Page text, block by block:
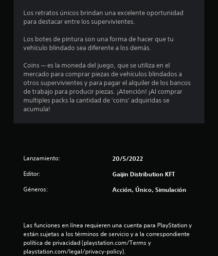
n
c
r
l
l
Los retratos únicos brindan una excelente oportunidad
para destacar entre los supervivientes.
Los botes de pintura son una forma de hacer que tu
vehículo blindado sea diferente a los demás.
Coins — es la moneda del juego, que se utiliza en el
mercado para comprar piezas de vehículos blindados a
otros supervivientes y para pagar el alquiler de los bancos
de trabajo para producir piezas. ¡Atención! ¡Al comprar
multiples packs la cantidad de 'coins' adquiridas se
acumula!
Lanzamiento: 20/5/2022
Editor: Gaijin Distribution KFT
Géneros: Acción, Único, Simulación
Las funciones en línea requieren una cuenta para PlayStation y
están sujetas a los términos de servicio y a la correspondiente
política de privacidad (playstation.com/Terms y
playstation.com/legal/privacy-policy).